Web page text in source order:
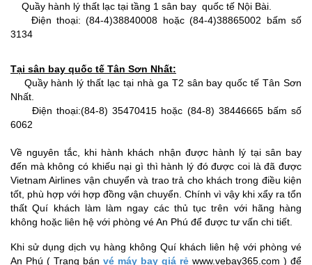
Quầy hành lý thất lạc tại tầng 1 sân bay quốc tế Nội Bài.
Điện thoại: (84-4)38840008 hoặc (84-4)38865002 bấm số
3134
Tại sân bay quốc tế Tân Sơn Nhất:
Quầy hành lý thất lạc tại nhà ga T2 sân bay quốc tế Tân Sơn
Nhất.
Điện thoại:(84-8) 35470415 hoặc (84-8) 38446665 bấm số
6062
Về nguyên tắc, khi hành khách nhận được hành lý tại sân bay
đến mà không có khiếu nại gì thì hành lý đó được coi là đã được
Vietnam Airlines vận chuyển và trao trả cho khách trong điều kiện
tốt, phù hợp với hợp đồng vận chuyển. Chính vì vậy khi xẩy ra tổn
thất Quí khách làm làm ngay các thủ tục trên với hãng hàng
không hoặc liên hệ với phòng vé An Phú để được tư vấn chi tiết.
Khi sử dụng dịch vụ hàng không Quí khách liên hệ với phòng vé
An Phú ( Trang bán vé máy bay giá rẻ www.vebay365.com ) để